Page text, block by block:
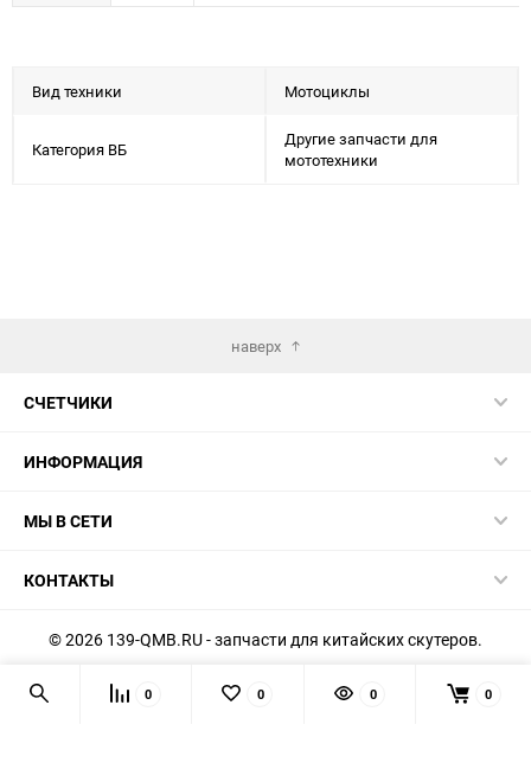
Вид техники Мотоциклы
Категория ВБ
Другие запчасти для
мототехники
наверх
СЧЕТЧИКИ
ИНФОРМАЦИЯ
МЫ В СЕТИ
КОНТАКТЫ
© 2026 139-QMB.RU - запчасти для китайских скутеров.
Мы получаем и обрабатываем персональные данные
посетителей нашего сайта в соответствии с
официальной
0 0 0 0